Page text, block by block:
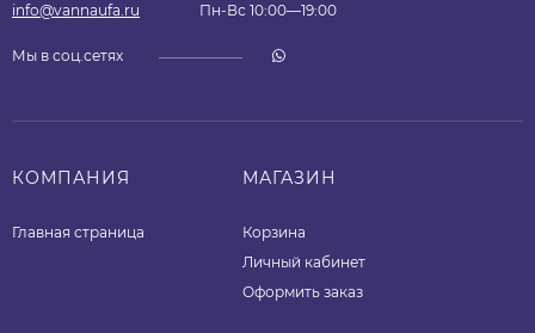
info@vannaufa.ru Пн-Вс 10:00—19:00
Мы в соц.сетях
КОМПАНИЯ
Главная страница
МАГАЗИН
Корзина
Личный кабинет
Оформить заказ